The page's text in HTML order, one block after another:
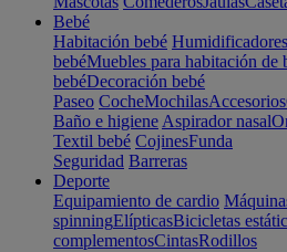
Bebé
Habitación bebé Humidificadores
bebéMuebles para habitación de
bebéDecoración bebé
Paseo CocheMochilasAccesorios
Baño e higiene Aspirador nasal
Textil bebé CojinesFunda
Seguridad Barreras
Deporte
Equipamiento de cardio
spinningElípticasBicicletas
complementosCintasRodillos